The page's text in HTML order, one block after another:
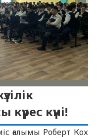
күні!
ғалымы Роберт Кох